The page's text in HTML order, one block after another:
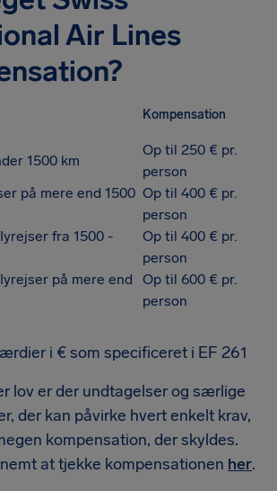
Air Lines
Kompensation
1500 km
Op til 250 € pr.
person
på mere end 1500 Op til 400 € pr.
person
fra 1500 -
Op til 400 € pr.
person
på mere end
Op til 600 € pr.
person
i € som specificeret i EF 261
lov er der undtagelser og særlige
der kan påvirke hvert enkelt krav,
kompensation, der skyldes.
at tjekke kompensationen her.